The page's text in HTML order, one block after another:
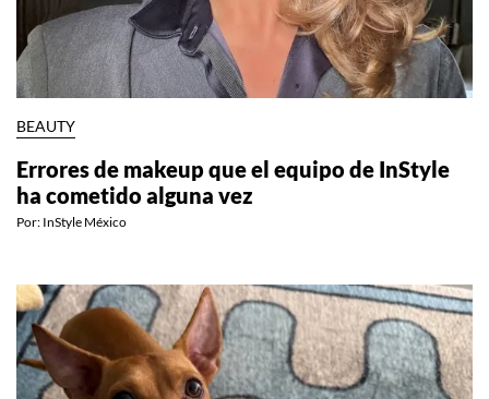
BEAUTY
Errores de makeup que el equipo de InStyle
ha cometido alguna vez
Por: InStyle México